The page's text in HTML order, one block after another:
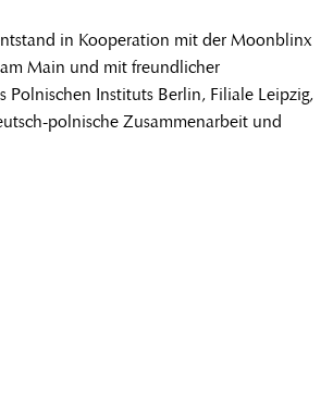
in Kooperation mit der Moonblinx
Main und mit freundlicher
Polnischen Instituts Berlin, Filiale Leipzig,
polnische Zusammenarbeit und